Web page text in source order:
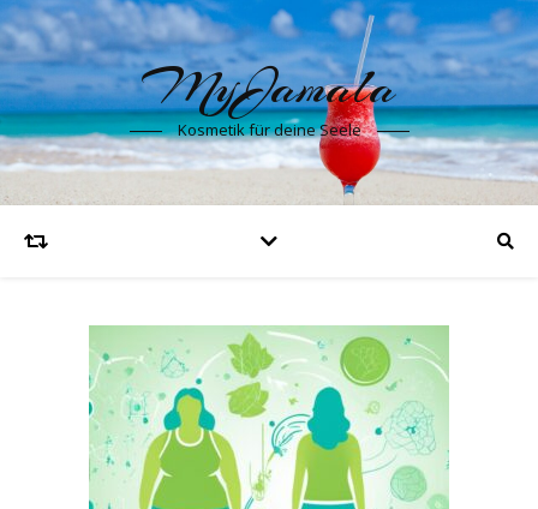
MyJamala
Kosmetik für deine Seele